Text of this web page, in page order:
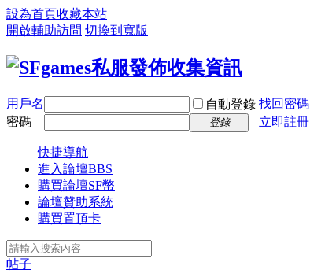
設為首頁收藏本站
開啟輔助訪問 切換到寬版
用戶名 自動登錄 找回密碼
密碼
登錄 立即註冊
快捷導航
進入論壇BBS
購買論壇SF幣
論壇贊助系統
購買置頂卡
帖子